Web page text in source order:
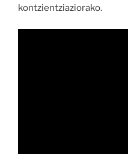
kontzientziaziorako.